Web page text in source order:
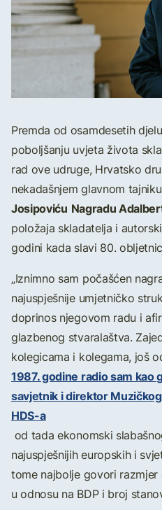
Premda od osamdesetih
poboljšanju uvjeta života
rad ove udruge, Hrvatsko
nekadašnjem glavnom
Josipoviću Nagradu
položaja skladatelja i
godini kada slavi 80.
„Iznimno sam počašćen
najuspješnije umjetničko
doprinos njegovom radu i
glazbenog stvaralaštva.
kolegicama i kolegama, još
1987. godine radio sam kao
savjetnik i direktor
HDS-a
od tada ekonomski
najuspješnijih europskih i
tome najbolje govori
u odnosu na BDP i broj